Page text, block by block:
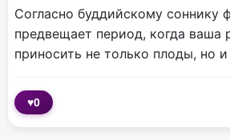
Согласно буддийскому соннику
предвещает период, когда ваша
приносить не только плоды, но
♥0